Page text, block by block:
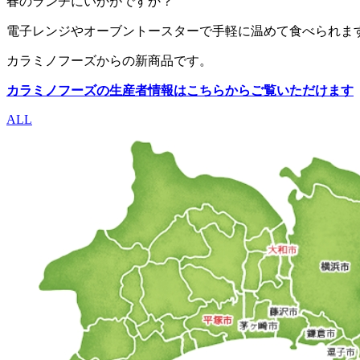
電子レンジやオーブントースターで手軽に温めて食べられま
カラミノフーズからの新商品です。
カラミノフーズの生産者情報はこちらからご覧いただけます
ALL